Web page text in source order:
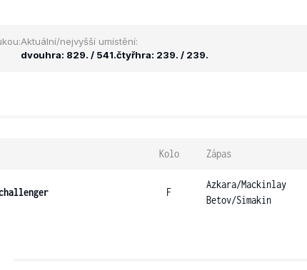
Aktuální/nejvyšší umístění:
dvouhra: 829. / 541.čtyřhra: 239. / 239.
Kolo Zápas
F
Azkara/Mackinlay
Betov/Simakin